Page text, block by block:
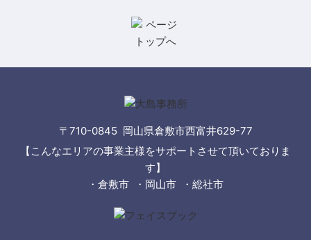
〒710-0845 岡山県倉敷市西富井629-77
【こんなエリアの事業主様をサポートさせて頂いておりま
す】
・倉敷市 ・岡山市 ・総社市